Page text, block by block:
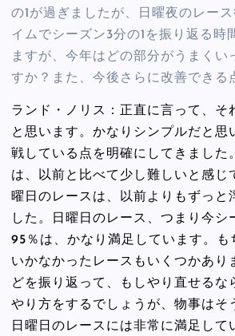
の1が過ぎましたが、日曜夜のレー
イムでシーズン3分の1を振り返る時
ますが、今年はどの部分がうまくい
すか？また、今後さらに改善できる
ランド・ノリス：正直に言って、そ
と思います。かなりシンプルだと思
戦している点を明確にしてきました
は、以前と比べて少し難しいと感じ
曜日のレースは、以前よりもずっと
した。日曜日のレース、つまり今シ
95％は、かなり満足しています。も
いかなかったレースもいくつかあり
どを振り返って、もしやり直せるな
やり方をするでしょうが、物事はそ
日曜日のレースには非常に満足して